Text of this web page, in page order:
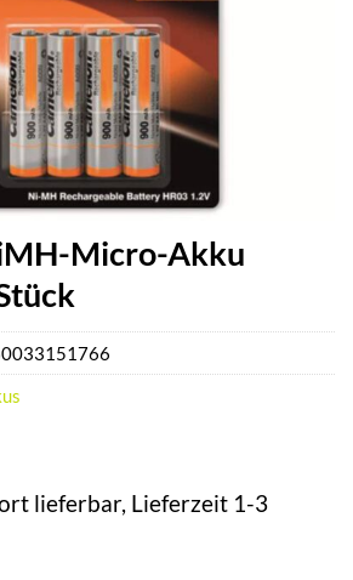
Micro-Akku
lieferbar, Lieferzeit 1-3